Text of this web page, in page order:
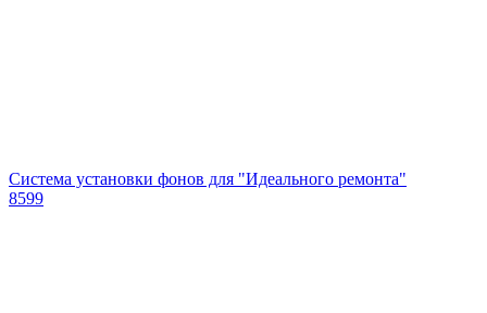
Система установки фонов для "Идеального ремонта"
8599